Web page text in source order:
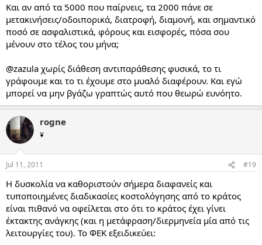
Και αν από τα 5000 που παίρνεις, τα 2000 πάνε σε
μετακινήσεις/οδοιπορικά, διατροφή, διαμονή, και σημαντικό
ποσό σε ασφαλιστικά, φόρους και εισφορές, πόσα σου
μένουν στο τέλος του μήνα;
@zazula χωρίς διάθεση αντιπαράθεσης φυσικά, το τι
γράφουμε και το τι έχουμε στο μυαλό διαφέρουν. Και εγώ
μπορεί να μην βγάζω γραπτώς αυτό που θεωρώ ευνόητο.
rogne
¥
Jul 11, 2011 #19
Η δυσκολία να καθοριστούν σήμερα διαφανείς και
τυποποιημένες διαδικασίες κοστολόγησης από το κράτος
είναι πιθανό να οφείλεται στο ότι το κράτος έχει γίνει
έκτακτης ανάγκης (και η μετάφραση/διερμηνεία μία από τις
λειτουργίες του). Το ΦΕΚ εξειδικεύει: